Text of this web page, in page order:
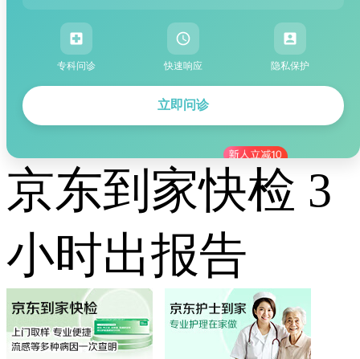
专科问诊 快速响应 隐私保护
立即问诊
京东到家快检 3
小时出报告